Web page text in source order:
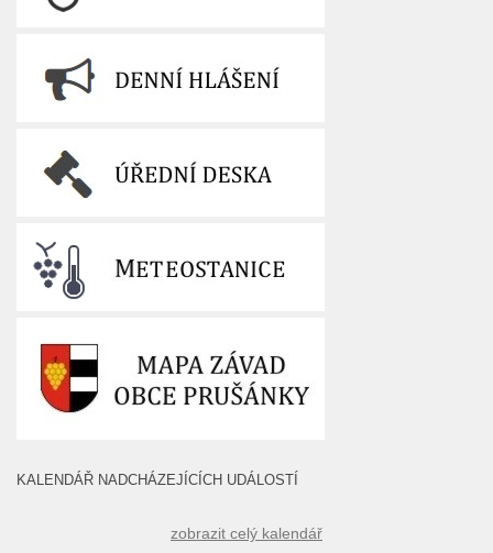
KALENDÁŘ NADCHÁZEJÍCÍCH UDÁLOSTÍ
zobrazit celý kalendář